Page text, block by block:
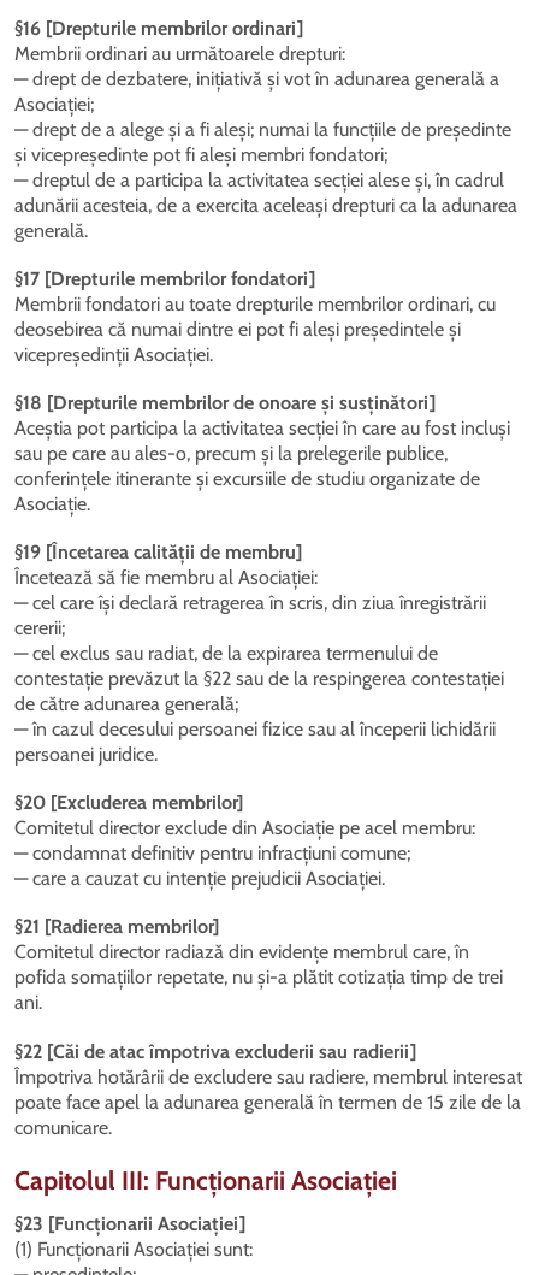
§16 [Drepturile membrilor ordinari]
Membrii ordinari au următoarele drepturi:
— drept de dezbatere, inițiativă și vot în adunarea generală a
Asociației;
— drept de a alege și a fi aleși; numai la funcțiile de președinte
și vicepreședinte pot fi aleși membri fondatori;
— dreptul de a participa la activitatea secției alese și, în cadrul
adunării acesteia, de a exercita aceleași drepturi ca la adunarea
generală.
§17 [Drepturile membrilor fondatori]
Membrii fondatori au toate drepturile membrilor ordinari, cu
deosebirea că numai dintre ei pot fi aleși președintele și
vicepreședinții Asociației.
§18 [Drepturile membrilor de onoare și susținători]
Aceștia pot participa la activitatea secției în care au fost incluși
sau pe care au ales-o, precum și la prelegerile publice,
conferințele itinerante și excursiile de studiu organizate de
Asociație.
§19 [Încetarea calității de membru]
Încetează să fie membru al Asociației:
— cel care își declară retragerea în scris, din ziua înregistrării
cererii;
— cel exclus sau radiat, de la expirarea termenului de
contestație prevăzut la §22 sau de la respingerea contestației
de către adunarea generală;
— în cazul decesului persoanei fizice sau al începerii lichidării
persoanei juridice.
§20 [Excluderea membrilor]
Comitetul director exclude din Asociație pe acel membru:
— condamnat definitiv pentru infracțiuni comune;
— care a cauzat cu intenție prejudicii Asociației.
§21 [Radierea membrilor]
Comitetul director radiază din evidențe membrul care, în
pofida somațiilor repetate, nu și-a plătit cotizația timp de trei
ani.
§22 [Căi de atac împotriva excluderii sau radierii]
Împotriva hotărârii de excludere sau radiere, membrul interesat
poate face apel la adunarea generală în termen de 15 zile de la
comunicare.
Capitolul III: Funcționarii Asociației
§23 [Funcționarii Asociației]
(1) Funcționarii Asociației sunt: